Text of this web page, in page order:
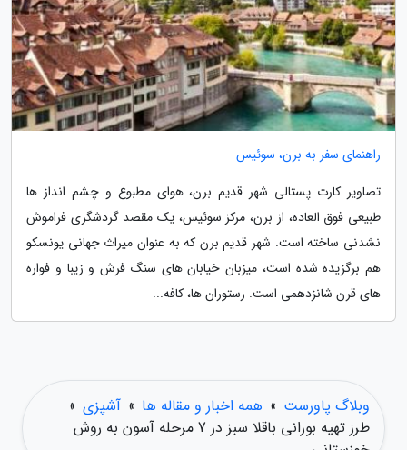
راهنمای سفر به برن، سوئیس
تصاویر کارت پستالی شهر قدیم برن، هوای مطبوع و چشم انداز ها
طبیعی فوق العاده، از برن، مرکز سوئیس، یک مقصد گردشگری فراموش
نشدنی ساخته است. شهر قدیم برن که به عنوان میراث جهانی یونسکو
هم برگزیده شده است، میزبان خیابان های سنگ فرش و زیبا و فواره
های قرن شانزدهمی است. رستوران ها، کافه...
وبلاگ پاورست » همه اخبار و مقاله ها » آشپزی »
طرز تهیه بورانی باقلا سبز در 7 مرحله آسون به روش